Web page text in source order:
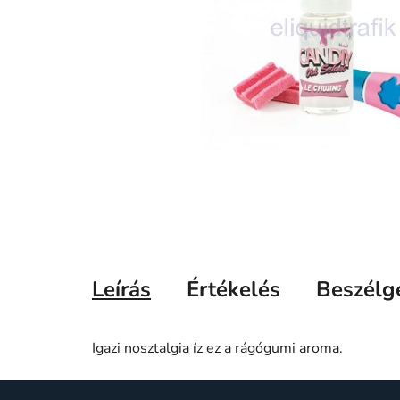
Leírás Értékelés
Igazi nosztalgia íz ez a rágógumi aroma.